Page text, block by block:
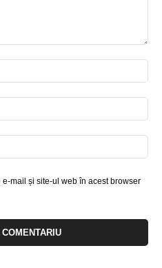
mail și site-ul web în acest browser